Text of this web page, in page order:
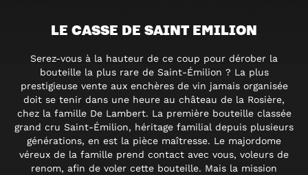
LE CASSE DE SAINT EMILION
Serez-vous à la hauteur de ce coup pour dérober la
bouteille la plus rare de Saint-Émilion ? La plus
prestigieuse vente aux enchères de vin jamais organisée
doit se tenir dans une heure au château de la Rosière,
chez la famille De Lambert. La première bouteille classée
grand cru Saint-Émilion, héritage familial depuis plusieurs
générations, en est la pièce maîtresse. Le majordome
véreux de la famille prend contact avec vous, voleurs de
renom, afin de voler cette bouteille. Mais la mission